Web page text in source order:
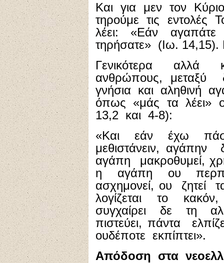
Και για μεν τον
τηρούμε τις
λέει: «Εάν
τηρήσατε» (Ιω.
Γενικότερα αλλά
ανθρώπους,
γνήσια και αληθινή
όπως «μάς τα λέει»
13,2 και 4-8):
«Και εάν έχω
μεθιστάνειν,
αγάπη μακροθυμεί,
η αγάπη ου
ασχημονεί, ου ζητεί
λογίζεται το
συγχαίρει δε τη
πιστεύει, πάντα
ουδέποτε εκπίπτει».
Απόδοση στα